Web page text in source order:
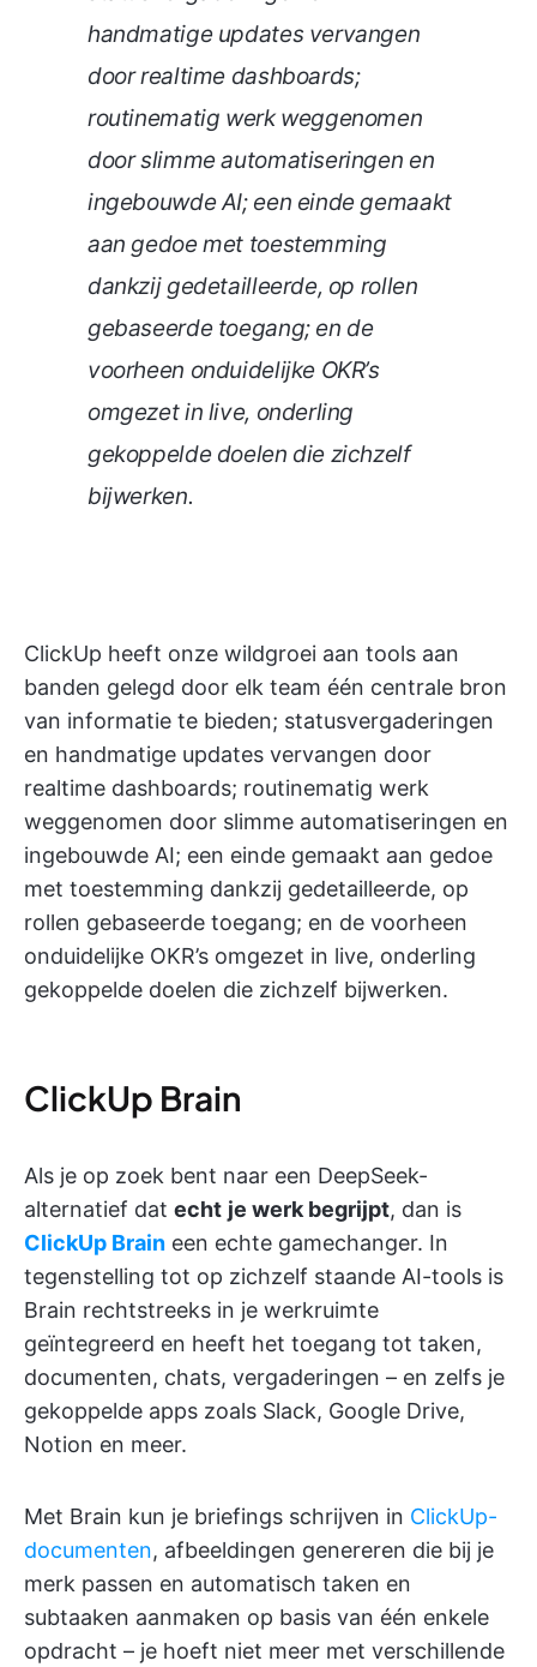
handmatige updates vervangen
door realtime dashboards;
routinematig werk weggenomen
door slimme automatiseringen en
ingebouwde AI; een einde gemaakt
aan gedoe met toestemming
dankzij gedetailleerde, op rollen
gebaseerde toegang; en de
voorheen onduidelijke OKR’s
omgezet in live, onderling
gekoppelde doelen die zichzelf
bijwerken.
ClickUp heeft onze wildgroei aan tools aan
banden gelegd door elk team één centrale bron
van informatie te bieden; statusvergaderingen
en handmatige updates vervangen door
realtime dashboards; routinematig werk
weggenomen door slimme automatiseringen en
ingebouwde AI; een einde gemaakt aan gedoe
met toestemming dankzij gedetailleerde, op
rollen gebaseerde toegang; en de voorheen
onduidelijke OKR’s omgezet in live, onderling
gekoppelde doelen die zichzelf bijwerken.
ClickUp Brain
Als je op zoek bent naar een DeepSeek-
alternatief dat echt je werk begrijpt, dan is
ClickUp Brain een echte gamechanger. In
tegenstelling tot op zichzelf staande AI-tools is
Brain rechtstreeks in je werkruimte
geïntegreerd en heeft het toegang tot taken,
documenten, chats, vergaderingen – en zelfs je
gekoppelde apps zoals Slack, Google Drive,
Notion en meer.
Met Brain kun je briefings schrijven in ClickUp-
documenten, afbeeldingen genereren die bij je
merk passen en automatisch taken en
subtaaken aanmaken op basis van één enkele
opdracht – je hoeft niet meer met verschillende